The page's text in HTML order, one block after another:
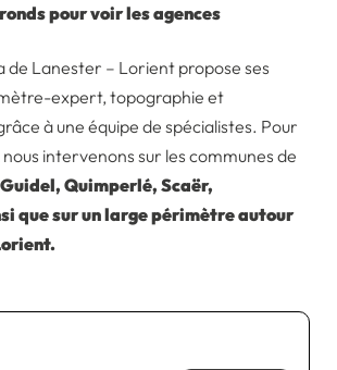
pour voir les agences
de Lanester – Lorient propose ses
expert, topographie et
à une équipe de spécialistes. Pour
intervenons sur les communes de
Quimperlé, Scaër,
que sur un large périmètre autour